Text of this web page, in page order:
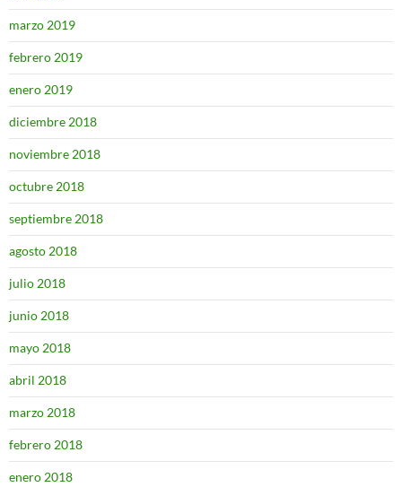
marzo 2019
febrero 2019
enero 2019
diciembre 2018
noviembre 2018
octubre 2018
septiembre 2018
agosto 2018
julio 2018
junio 2018
mayo 2018
abril 2018
marzo 2018
febrero 2018
enero 2018